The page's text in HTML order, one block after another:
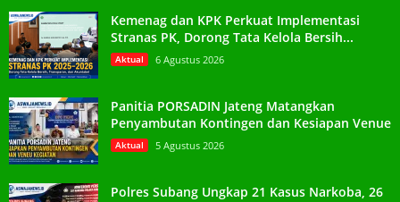
Kemenag dan KPK Perkuat Implementasi
Stranas PK, Dorong Tata Kelola Bersih...
Aktual 6 Agustus 2026
Panitia PORSADIN Jateng Matangkan
Penyambutan Kontingen dan Kesiapan Venue
Aktual 5 Agustus 2026
Polres Subang Ungkap 21 Kasus Narkoba, 26